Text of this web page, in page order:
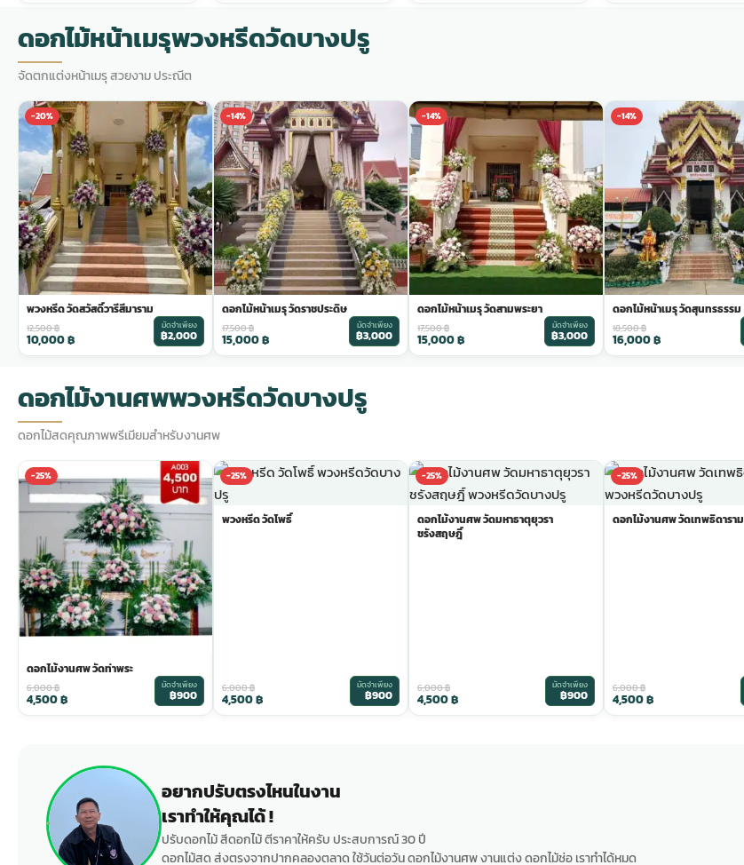
tpdecorate ปูพื้น
ดอกไม้หน้าเมรุพวงหรีดวัดบางปรู
จัดตกแต่งหน้าเมรุ สวยงาม ประณีต
-20%
พวงหรีด วัดสวัสดิ์วารีสีมาราม
12,500฿
10,000฿
มัดจำเพียง
฿2,000
-14%
ดอกไม้หน้าเมรุ วัดราชประดิษ
17,500฿
15,000฿
มัดจำเพียง
฿3,000
-14%
ดอกไม้หน้าเมรุ วัดสามพระยา
17,500฿
15,000฿
มัดจำเพียง
฿3,000
-14%
ดอกไม้หน้าเมรุ วัดสุนทรธรรม
18,500฿
16,000฿
ดอกไม้งานศพพวงหรีดวัดบางปรู
ดอกไม้สดคุณภาพพรีเมียมสำหรับงานศพ
-25%
ดอกไม้งานศพ วัดท่าพระ
6,000฿
4,500฿
มัดจำเพียง
฿900
-25%
พวงหรีด วัดโพธิ์
6,000฿
4,500฿
มัดจำเพียง
฿900
-25%
ดอกไม้งานศพ วัดมหาธาตุยุวรา
ชรังสฤษฎิ์
6,000฿
4,500฿
มัดจำเพียง
฿900
-25%
ดอกไม้งานศพ วัดเทพธิดาราม
6,000฿
4,500฿
อยากปรับตรงไหนในงาน
เราทำให้คุณได้ !
ปรับดอกไม้ สีดอกไม้ ตีราคาให้ครับ ประสบการณ์ 30 ปี
ดอกไม้สด ส่งตรงจากปากคลองตลาด ใช้วันต่อวัน ดอกไม้งานศพ งานแต่ง ดอกไม้ช่อ เราทำได้หมด